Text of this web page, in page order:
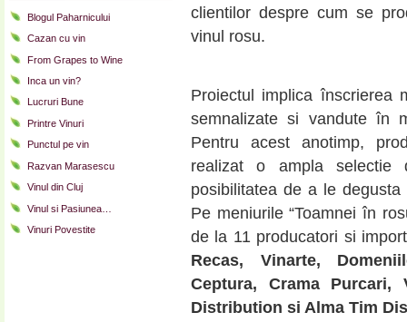
Blogul Paharnicului
Cazan cu vin
From Grapes to Wine
Inca un vin?
Lucruri Bune
Printre Vinuri
Punctul pe vin
Razvan Marasescu
Vinul din Cluj
Vinul si Pasiunea…
Vinuri Povestite
clientilor despre cum se
vinul rosu.
Proiectul implica înscrierea
semnalizate si vandute în
Pentru acest anotimp,
realizat o ampla
posibilitatea de a le
Pe meniurile “Toamnei în
de la 11 producatori si
Recas, Vinarte,
Ceptura, Crama Purcari,
Distribution si Alma Tim